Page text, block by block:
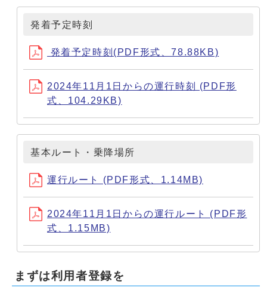
発着予定時刻
発着予定時刻(PDF形式、78.88KB)
2024年11月1日からの運行時刻 (PDF形
式、104.29KB)
基本ルート・乗降場所
運行ルート (PDF形式、1.14MB)
2024年11月1日からの運行ルート (PDF形
式、1.15MB)
まずは利用者登録を